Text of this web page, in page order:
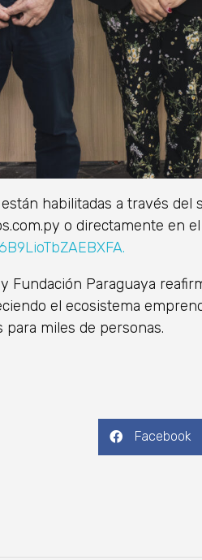
habilitadas a través del
o directamente en
Fundación Paraguaya
el ecosistema
miles de personas.
Facebook